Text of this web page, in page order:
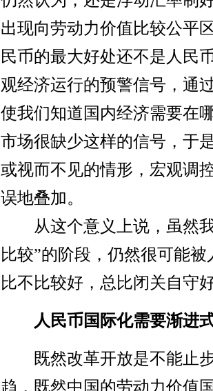
出现向劳动力价值比较公平
民币的最大好处还不是人民
观经济运行的预警信号，通
使我们知道国内经济需要在
市场很缺少这样的信号，于
或视而不见的情形，宏观
误地叠加。
从这个意义上说，虽然我
比较”的阶段，仍然很可能
比不比较好，总比闭关自守
人民币国际化需要渐进
既然改革开放是不能止步
趋，既然中国的劳动力价值